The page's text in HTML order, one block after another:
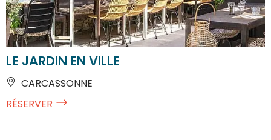
LE JARDIN EN VILLE
CARCASSONNE
RÉSERVER